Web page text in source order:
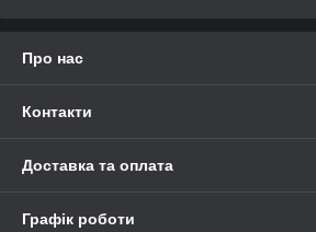
Про нас
Контакти
Доставка та оплата
Графік роботи